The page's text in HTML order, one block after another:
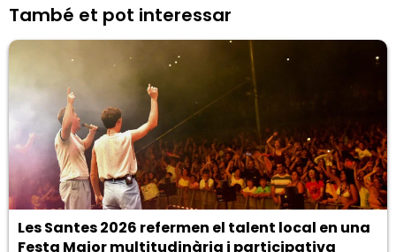
També et pot interessar
Les Santes 2026 refermen el talent local en una
Festa Major multitudinària i participativa